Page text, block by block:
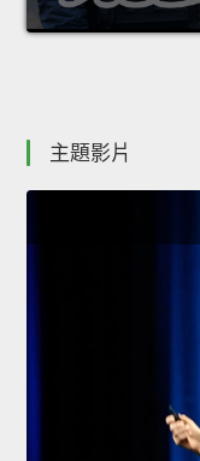
主題影片